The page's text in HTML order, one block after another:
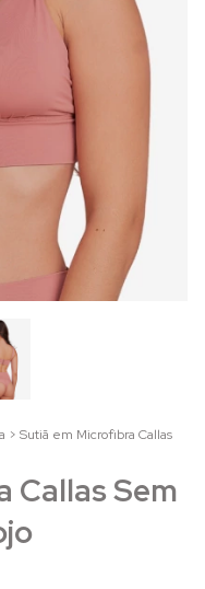
> Sutiã em Microfibra Callas
Callas Sem